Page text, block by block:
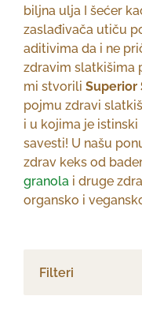
biljna ulja I šećer
zaslađivača utiču
aditivima da i ne
zdravim slatkišima
mi stvorili Superior
pojmu zdravi
i u kojima je
savesti! U našu
zdrav keks od
granola i druge
organsko i
Filteri